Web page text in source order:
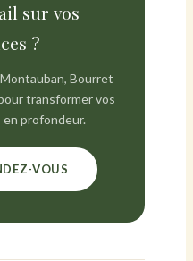
sur vos
?
Bourret
transformer vos
profondeur.
VOUS